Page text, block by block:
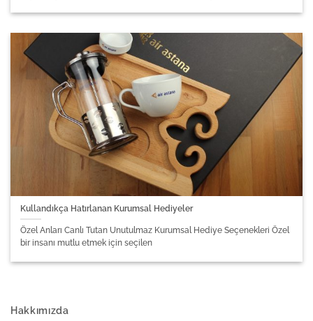
Kullandıkça Hatırlanan Kurumsal Hediyeler
Özel Anları Canlı Tutan Unutulmaz Kurumsal Hediye Seçenekleri Özel
bir insanı mutlu etmek için seçilen
Hakkımızda